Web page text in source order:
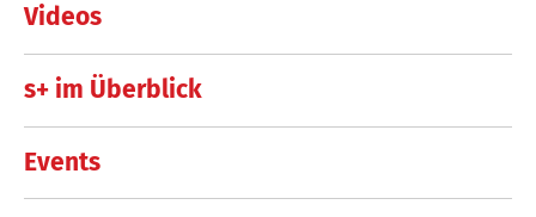
Videos
s+ im Überblick
Events